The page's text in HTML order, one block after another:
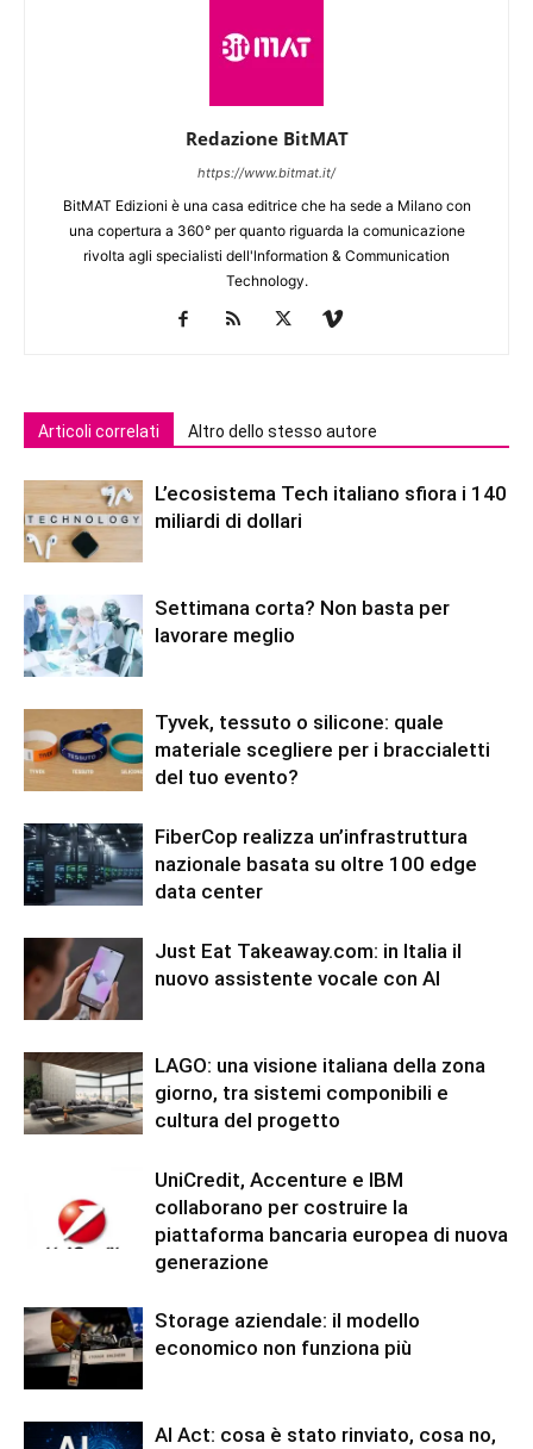
Redazione BitMAT
https://www.bitmat.it/
BitMAT Edizioni è una casa editrice che ha sede a Milano con
una copertura a 360° per quanto riguarda la comunicazione
rivolta agli specialisti dell'lnformation & Communication
Technology.
Articoli correlati Altro dello stesso autore
L’ecosistema Tech italiano sfiora i 140
miliardi di dollari
Settimana corta? Non basta per
lavorare meglio
Tyvek, tessuto o silicone: quale
materiale scegliere per i braccialetti
del tuo evento?
FiberCop realizza un’infrastruttura
nazionale basata su oltre 100 edge
data center
Just Eat Takeaway.com: in Italia il
nuovo assistente vocale con AI
LAGO: una visione italiana della zona
giorno, tra sistemi componibili e
cultura del progetto
UniCredit, Accenture e IBM
collaborano per costruire la
piattaforma bancaria europea di nuova
generazione
Storage aziendale: il modello
economico non funziona più
AI Act: cosa è stato rinviato, cosa no,